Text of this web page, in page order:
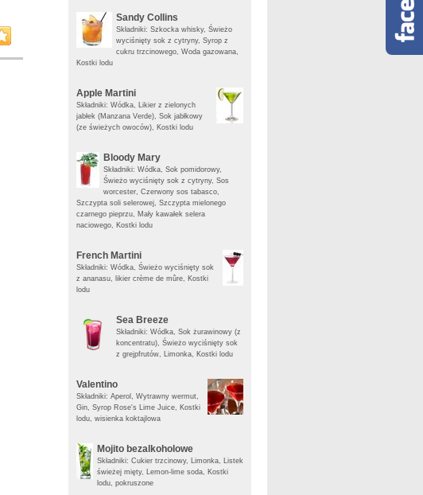
Sandy Collins
Składniki: Szkocka whisky, Świeżo
wyciśnięty sok z cytryny, Syrop z
cukru trzcinowego, Woda gazowana,
Kostki lodu
Apple Martini
Składniki: Wódka, Likier z zielonych
jabłek (Manzana Verde), Sok jabłkowy
(ze świeżych owoców), Kostki lodu
Bloody Mary
Składniki: Wódka, Sok pomidorowy,
Świeżo wyciśnięty sok z cytryny, Sos
worcester, Czerwony sos tabasco,
Szczypta soli selerowej, Szczypta mielonego
czarnego pieprzu, Mały kawałek selera
naciowego, Kostki lodu
French Martini
Składniki: Wódka, Świeżo wyciśnięty sok
z ananasu, likier crème de mûre, Kostki
lodu
Sea Breeze
Składniki: Wódka, Sok żurawinowy (z
koncentratu), Świeżo wyciśnięty sok
z grejpfrutów, Limonka, Kostki lodu
Valentino
Składniki: Aperol, Wytrawny wermut,
Gin, Syrop Rose's Lime Juice, Kostki
lodu, wisienka koktajlowa
Mojito bezalkoholowe
Składniki: Cukier trzcinowy, Limonka, Listek
świeżej mięty, Lemon-lime soda, Kostki
lodu, pokruszone